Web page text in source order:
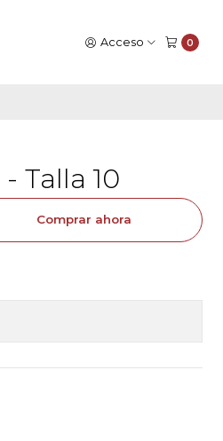
Acceso 0
Talla 10
Comprar ahora